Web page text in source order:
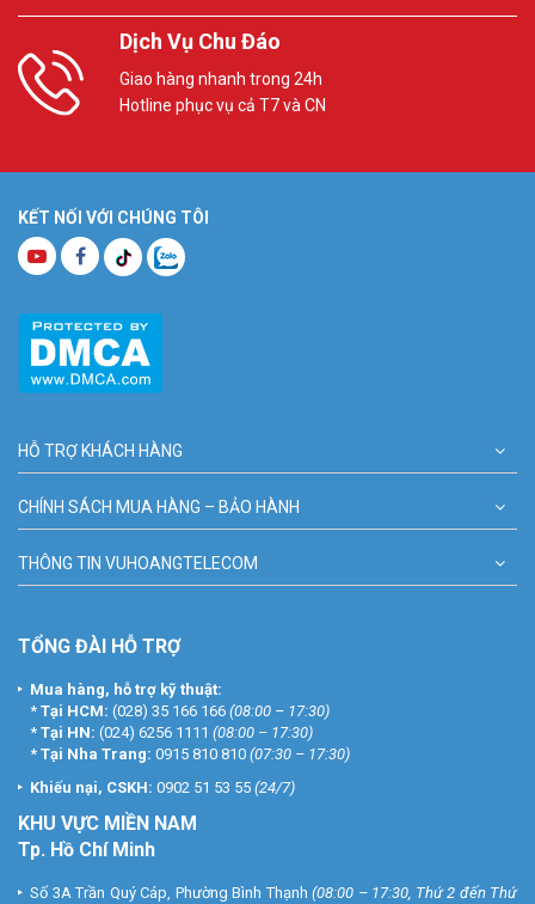
Dịch Vụ Chu Đáo
Giao hàng nhanh trong 24h
Hotline phục vụ cả T7 và CN
KẾT NỐI VỚI CHÚNG TÔI
HỖ TRỢ KHÁCH HÀNG
CHÍNH SÁCH MUA HÀNG – BẢO HÀNH
THÔNG TIN VUHOANGTELECOM
TỔNG ĐÀI HỖ TRỢ
Mua hàng, hỗ trợ kỹ thuật:
* Tại HCM: (028) 35 166 166 (08:00 – 17:30)
* Tại HN: (024) 6256 1111 (08:00 – 17:30)
* Tại Nha Trang: 0915 810 810 (07:30 – 17:30)
Khiếu nại, CSKH: 0902 51 53 55 (24/7)
KHU VỰC MIỀN NAM
Tp. Hồ Chí Minh
Số 3A Trần Quý Cáp, Phường Bình Thạnh (08:00 – 17:30, Thứ 2 đến Thứ